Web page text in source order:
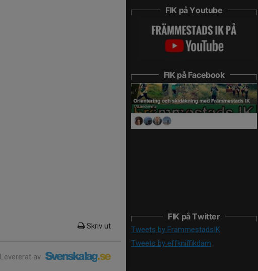
Skriv ut
Levererat av
FIK på Youtube
FIK på Facebook
FIK på Twitter
Tweets by FrammestadsIK
Tweets by effkniffikdam